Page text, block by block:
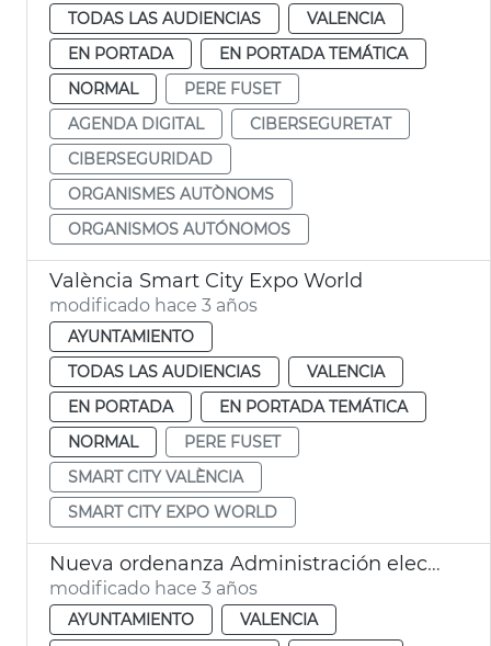
TODAS LAS AUDIENCIAS
VALENCIA
EN PORTADA
EN PORTADA TEMÁTICA
NORMAL
PERE FUSET
AGENDA DIGITAL
CIBERSEGURETAT
CIBERSEGURIDAD
ORGANISMES AUTÒNOMS
ORGANISMOS AUTÓNOMOS
València Smart City Expo World
modificado hace 3 años
AYUNTAMIENTO
TODAS LAS AUDIENCIAS
VALENCIA
EN PORTADA
EN PORTADA TEMÁTICA
NORMAL
PERE FUSET
SMART CITY VALÈNCIA
SMART CITY EXPO WORLD
Nueva ordenanza Administración electrónica
modificado hace 3 años
AYUNTAMIENTO
VALENCIA